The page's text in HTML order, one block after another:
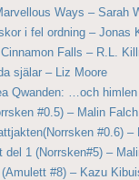
Ways – Sarah
i fel ordning – Jonas
Falls – R.L.
själar – Liz Moore
Qwanden: …och
#0.5) – Malin Falch
#0.6) –
del 1 (Norrsken#5) –
#8) – Kazu